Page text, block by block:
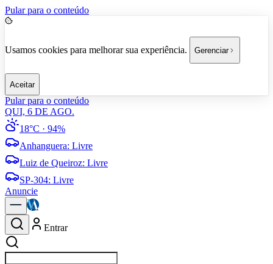
Pular para o conteúdo
Usamos cookies para melhorar sua experiência. Gerenciar
Aceitar
Pular para o conteúdo
QUI, 6 DE AGO.
18°C · 94%
Anhanguera: Livre
Luiz de Queiroz: Livre
SP-304: Livre
Anuncie
Entrar